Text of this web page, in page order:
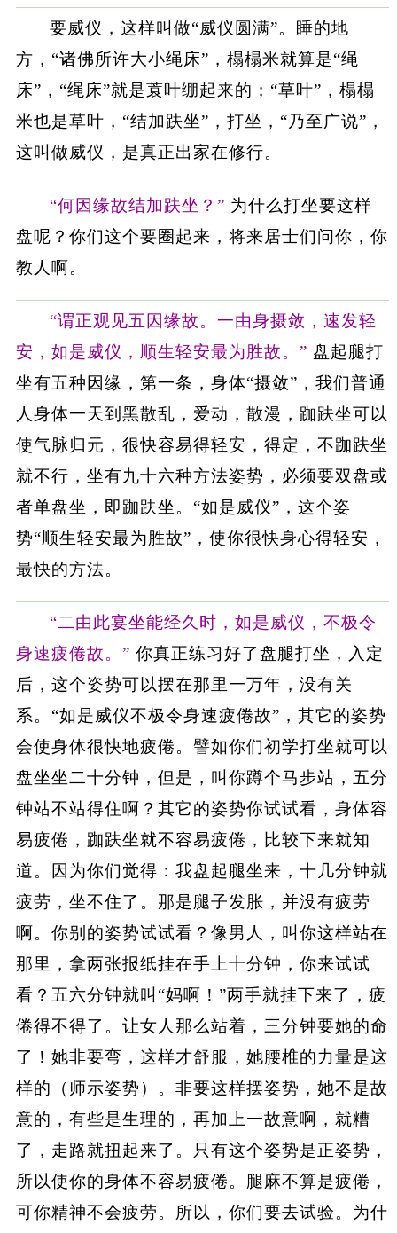
要威仪，这样叫做“威仪圆满”。睡的地
方，“诸佛所许大小绳床”，榻榻米就算是“绳
床”，“绳床”就是蓑叶绷起来的；“草叶”，榻榻
米也是草叶，“结加趺坐”，打坐，“乃至广说”，
这叫做威仪，是真正出家在修行。
“何因缘故结加趺坐？” 为什么打坐要这样
盘呢？你们这个要圈起来，将来居士们问你，你
教人啊。
“谓正观见五因缘故。一由身摄敛，速发轻
安，如是威仪，顺生轻安最为胜故。” 盘起腿打
坐有五种因缘，第一条，身体“摄敛”，我们普通
人身体一天到黑散乱，爱动，散漫，跏趺坐可以
使气脉归元，很快容易得轻安，得定，不跏趺坐
就不行，坐有九十六种方法姿势，必须要双盘或
者单盘坐，即跏趺坐。“如是威仪”，这个姿
势“顺生轻安最为胜故”，使你很快身心得轻安，
最快的方法。
“二由此宴坐能经久时，如是威仪，不极令
身速疲倦故。” 你真正练习好了盘腿打坐，入定
后，这个姿势可以摆在那里一万年，没有关
系。“如是威仪不极令身速疲倦故”，其它的姿势
会使身体很快地疲倦。譬如你们初学打坐就可以
盘坐坐二十分钟，但是，叫你蹲个马步站，五分
钟站不站得住啊？其它的姿势你试试看，身体容
易疲倦，跏趺坐就不容易疲倦，比较下来就知
道。因为你们觉得：我盘起腿坐来，十几分钟就
疲劳，坐不住了。那是腿子发胀，并没有疲劳
啊。你别的姿势试试看？像男人，叫你这样站在
那里，拿两张报纸挂在手上十分钟，你来试试
看？五六分钟就叫“妈啊！”两手就挂下来了，疲
倦得不得了。让女人那么站着，三分钟要她的命
了！她非要弯，这样才舒服，她腰椎的力量是这
样的（师示姿势）。非要这样摆姿势，她不是故
意的，有些是生理的，再加上一故意啊，就糟
了，走路就扭起来了。只有这个姿势是正姿势，
所以使你的身体不容易疲倦。腿麻不算是疲倦，
可你精神不会疲劳。所以，你们要去试验。为什